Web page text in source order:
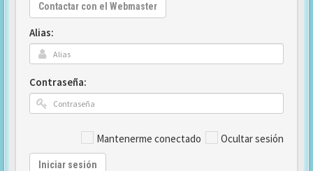
Contactar con el Webmaster
Alias:
Contraseña:
Mantenerme conectado Ocultar sesión
Iniciar sesión